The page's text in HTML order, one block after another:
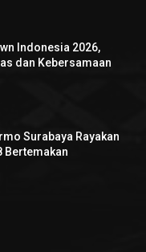
Indonesia 2026,
dan Kebersamaan
Surabaya Rayakan
Bertemakan